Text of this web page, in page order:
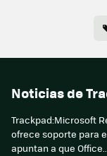
Noticias de
Trackpad:Microsoft
ofrece soporte para
apuntan a que